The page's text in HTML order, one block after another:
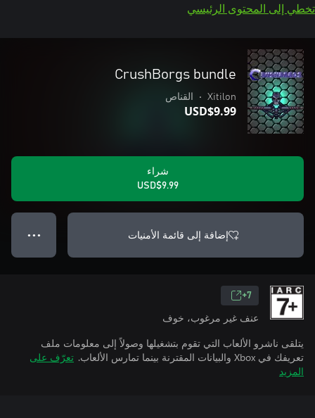
تخطي إلى المحتوى الرئيسي
CrushBorgs bundle
Xitilon
• القناص
USD$9.99
شراء
USD$9.99
إضافة إلى قائمة الأمنيات ● ● ●
7+
عنف غير مرغوب، خوف
يتلقى ناشرو الألعاب التي تقوم بتشغيلها وصولاً إلى معلومات ملف
تعريفك في Xbox والبيانات المقترنة بينما تمارس الألعاب.
تعرّف على
المزيد